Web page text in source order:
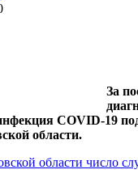
За
COVID-19
области.
области число